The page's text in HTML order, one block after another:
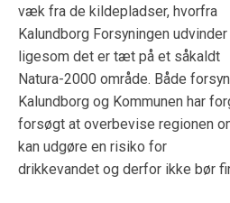
væk fra de kildepladser, hvorfra
Kalundborg Forsyningen
ligesom det er tæt på et såkaldt
Natura-2000 område. Både
Kalundborg og Kommunen har
forsøgt at overbevise regionen
kan udgøre en risiko for
drikkevandet og derfor ikke bør